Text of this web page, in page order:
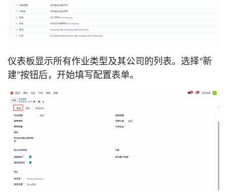
仪表板显示所有作业类型及其公司的列表。选择“新
建”按钮后，开始填写配置表单。